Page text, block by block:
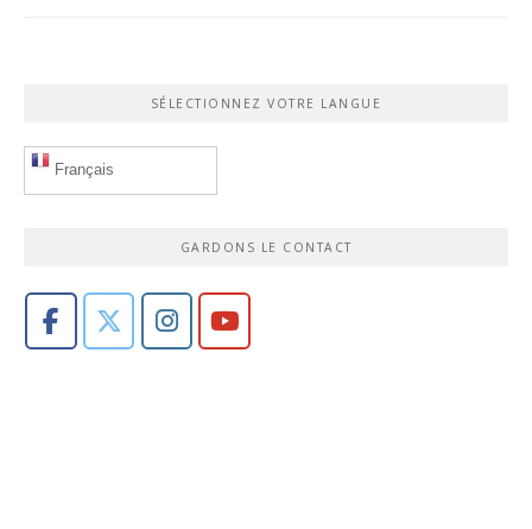
SÉLECTIONNEZ VOTRE LANGUE
Français
GARDONS LE CONTACT